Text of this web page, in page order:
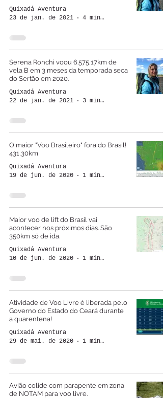
Quixadá Aventura
23 de jan. de 2021
4 min de leitura
Serena Ronchi voou 6.575,17km de
vela B em 3 meses da temporada seca
do Sertão em 2020.
Quixadá Aventura
22 de jan. de 2021
3 min de leitura
O maior "Voo Brasileiro" fora do Brasil!
431,30km
Quixadá Aventura
19 de jun. de 2020
1 min de leitura
Maior voo de lift do Brasil vai
acontecer nos próximos dias. São
350km só de ida.
Quixadá Aventura
10 de jun. de 2020
1 min de leitura
Atividade de Voo Livre é liberada pelo
Governo do Estado do Ceará durante
a quarentena!
Quixadá Aventura
29 de mai. de 2020
1 min de leitura
Avião colide com parapente em zona
de NOTAM para voo livre.